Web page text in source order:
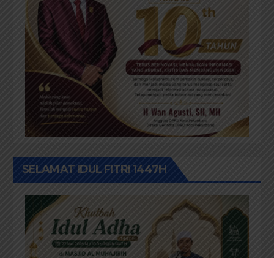
SELAMAT IDUL FITRI 1447H